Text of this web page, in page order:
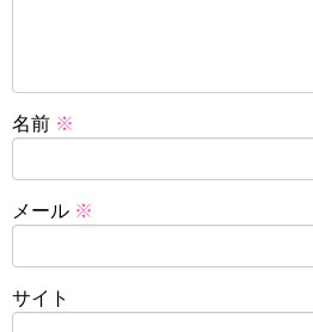
名前 ※
メール ※
サイト